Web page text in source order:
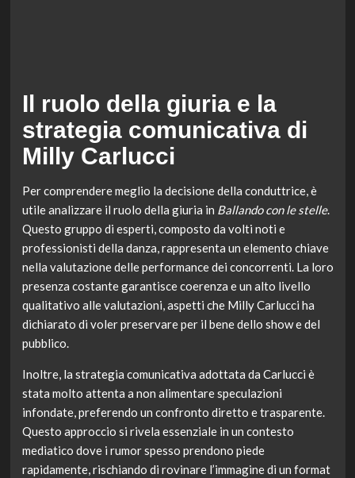
Il ruolo della giuria e la
strategia comunicativa di
Milly Carlucci
Per comprendere meglio la decisione della conduttrice, è
utile analizzare il ruolo della giuria in Ballando con le stelle.
Questo gruppo di esperti, composto da volti noti e
professionisti della danza, rappresenta un elemento chiave
nella valutazione delle performance dei concorrenti. La loro
presenza costante garantisce coerenza e un alto livello
qualitativo alle valutazioni, aspetti che Milly Carlucci ha
dichiarato di voler preservare per il bene dello show e del
pubblico.
Inoltre, la strategia comunicativa adottata da Carlucci è
stata molto attenta a non alimentare speculazioni
infondate, preferendo un confronto diretto e trasparente.
Questo approccio si rivela essenziale in un contesto
mediatico dove i rumor spesso prendono piede
rapidamente, rischiando di rovinare l’immagine di un format